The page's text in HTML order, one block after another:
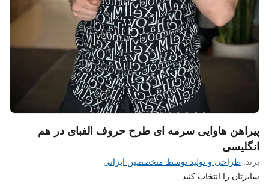
پیراهن هاوایی سرمه ای طرح حروف الفبای در هم
انگلیسی
برند: طراحی و تولید توسط متخصصین ایرانی
سایزتان را انتخاب کنید